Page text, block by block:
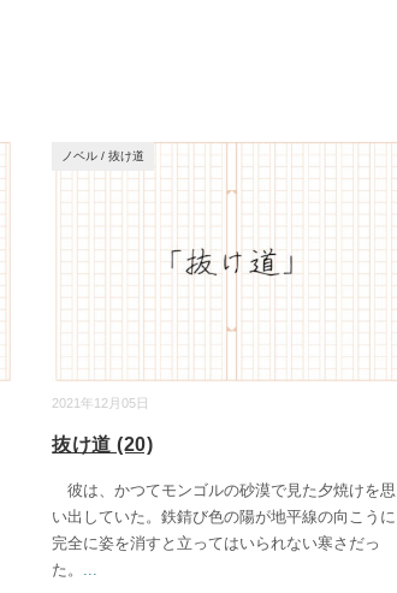
2021年12月05日
ノベル /抜け道
抜け道 (20)
彼は、かつてモンゴルの砂漠で見た夕焼けを思
い出していた。鉄錆び色の陽が地平線の向こうに
完全に姿を消すと立ってはいられない寒さだっ
た。 ...